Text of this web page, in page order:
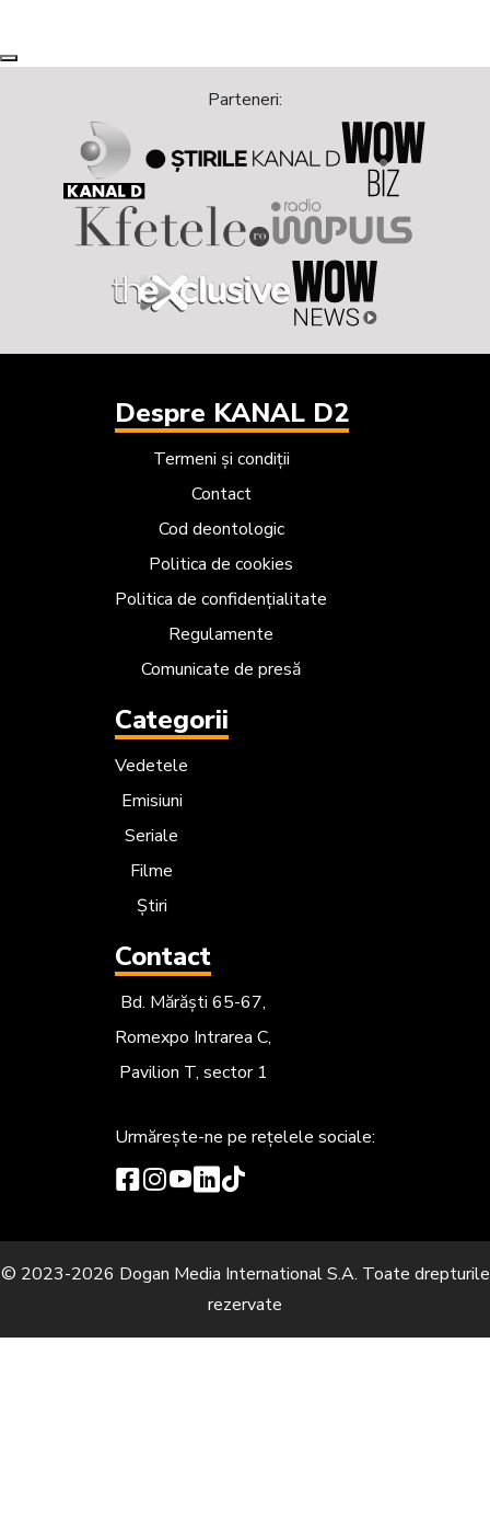
Next
Previous
Parteneri:
Despre KANAL D2
Termeni și condiții
Contact
Cod deontologic
Politica de cookies
Politica de confidențialitate
Regulamente
Comunicate de presă
Categorii
Vedetele
Emisiuni
Seriale
Filme
Știri
Contact
Bd. Mărăști 65-67,
Romexpo Intrarea C,
Pavilion T, sector 1
Urmărește-ne pe rețelele sociale:
© 2023-2026 Dogan Media International S.A. Toate drepturile
rezervate